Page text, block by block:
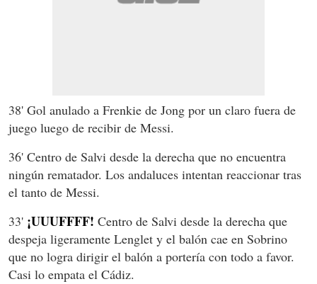
38' Gol anulado a Frenkie de Jong por un claro fuera de
juego luego de recibir de Messi.
36' Centro de Salvi desde la derecha que no encuentra
ningún rematador. Los andaluces intentan reaccionar tras
el tanto de Messi.
33' ¡UUUFFFF! Centro de Salvi desde la derecha que
despeja ligeramente Lenglet y el balón cae en Sobrino
que no logra dirigir el balón a portería con todo a favor.
Casi lo empata el Cádiz.